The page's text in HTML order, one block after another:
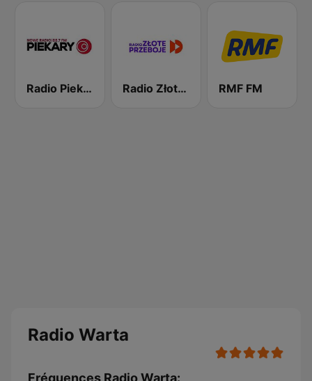
Radio Piekary Radio Złote Przeboje RMF FM
Radio Warta
Fréquences Radio Warta: